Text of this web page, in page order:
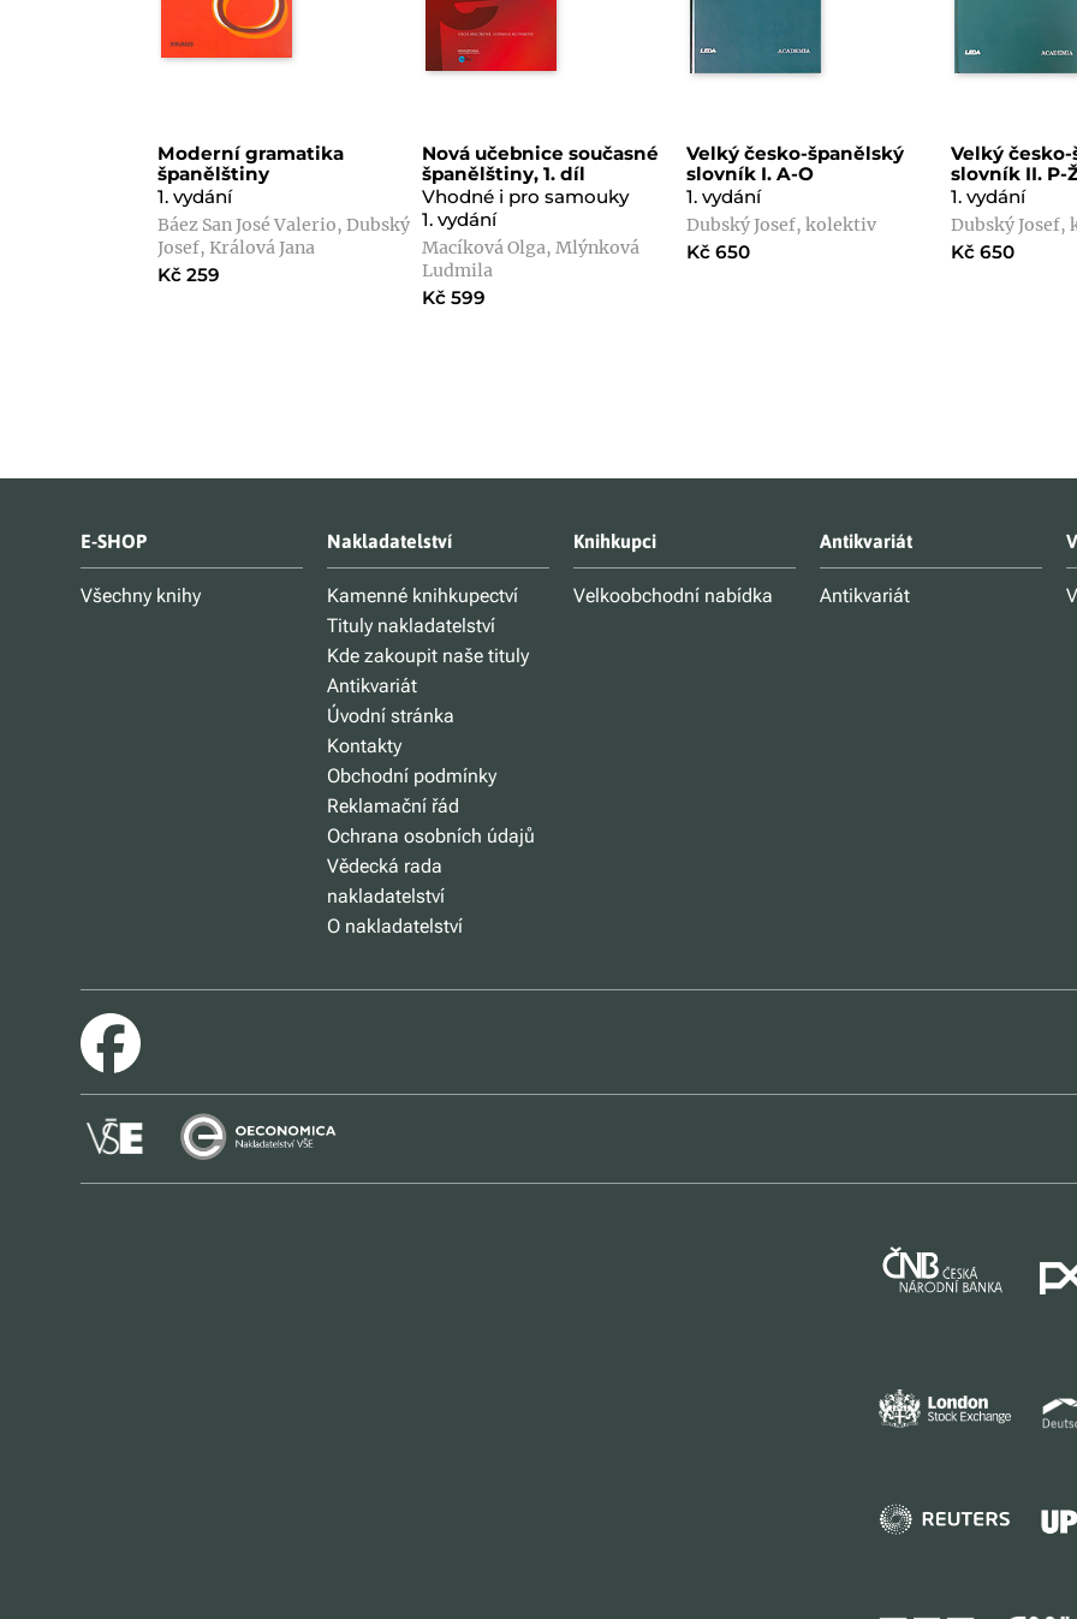
Moderní gramatika
španělštiny
1. vydání
Báez San José Valerio, Dubský
Josef, Králová Jana
Kč 259
Nová učebnice současné
španělštiny, 1. díl
Vhodné i pro samouky
1. vydání
Macíková Olga, Mlýnková
Ludmila
Kč 599
Velký česko-španělský
slovník I. A-O
1. vydání
Dubský Josef, kolektiv
Kč 650
Velký česko-
slovník II. P-
1. vydání
Dubský Josef,
Kč 650
E-SHOP
Všechny knihy
Nakladatelství
Kamenné knihkupectví
Tituly nakladatelství
Kde zakoupit naše tituly
Antikvariát
Úvodní stránka
Kontakty
Obchodní podmínky
Reklamační řád
Ochrana osobních údajů
Vědecká rada
nakladatelství
O nakladatelství
Knihkupci
Velkoobchodní nabídka
Antikvariát
Antikvariát